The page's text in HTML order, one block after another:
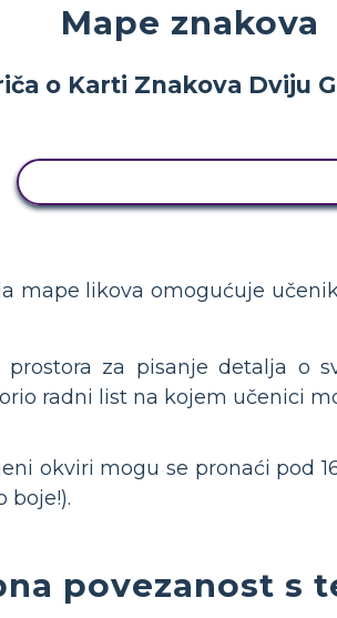
Mape znakova
mape likova omogućuje
prostora za pisanje detalja o
radni list na kojem učenici
okviri mogu se pronaći pod
boje!).
povezanost s